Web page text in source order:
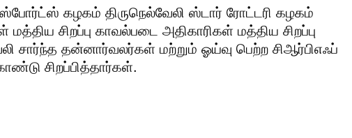
கழகம் திருநெல்வேலி ஸ்டார் ரோட்டரி கழகம்
மத்திய சிறப்பு காவல்படை அதிகாரிகள் மத்திய சிறப்பு
சார்ந்த தன்னார்வலர்கள் மற்றும் ஓய்வு பெற்ற சிஆர்பிஎஃப்
சிறப்பித்தார்கள்.